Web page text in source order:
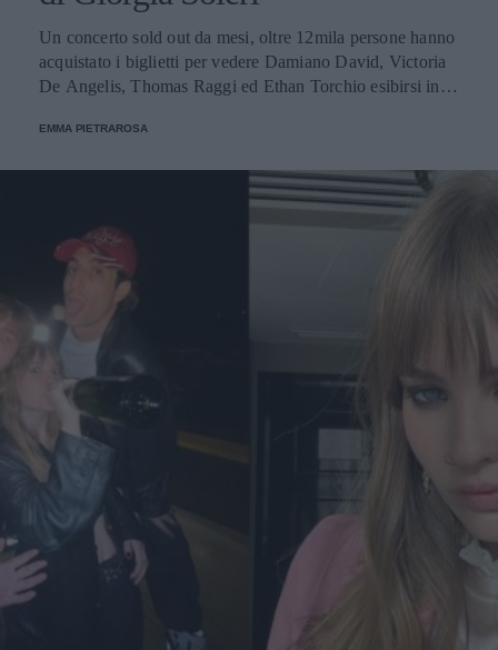
Un concerto sold out da mesi, oltre 12mila persone hanno
acquistato i biglietti per vedere Damiano David, Victoria
De Angelis, Thomas Raggi ed Ethan Torchio esibirsi in
il cantante del gruppo è fidanzato, e che con la folla ha
EMMA PIETRAROSA